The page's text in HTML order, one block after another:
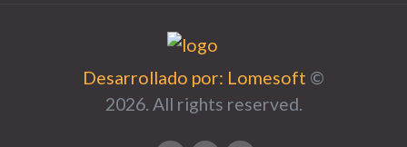
Desarrollado por: Lomesoft ©
2026. All rights reserved.